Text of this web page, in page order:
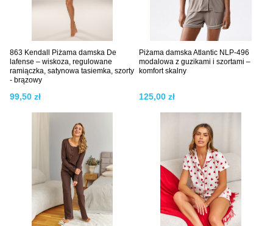
863 Kendall Piżama damska De
lafense – wiskoza, regulowane
ramiączka, satynowa tasiemka, szorty
- brązowy
99,50 zł
Piżama damska Atlantic NLP-496
modalowa z guzikami i szortami –
komfort skalny
125,00 zł